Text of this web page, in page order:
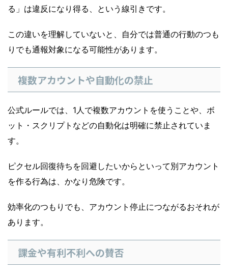
る」は違反になり得る、という線引きです。
この違いを理解していないと、自分では普通の行動のつも
りでも通報対象になる可能性があります。
複数アカウントや自動化の禁止
公式ルールでは、1人で複数アカウントを使うことや、ボ
ット・スクリプトなどの自動化は明確に禁止されていま
す。
ピクセル回復待ちを回避したいからといって別アカウント
を作る行為は、かなり危険です。
効率化のつもりでも、アカウント停止につながるおそれが
あります。
課金や有利不利への賛否